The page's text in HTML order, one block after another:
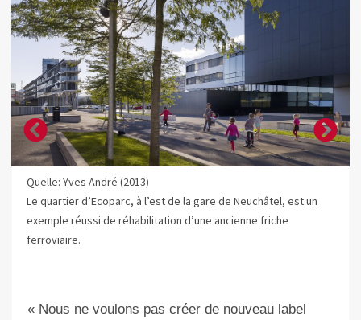
Quelle: Yves André (2013)
Le quartier d’Ecoparc, à l’est de la gare de Neuchâtel, est un
exemple réussi de réhabilitation d’une ancienne friche
ferroviaire.
« Nous ne voulons pas créer de nouveau label